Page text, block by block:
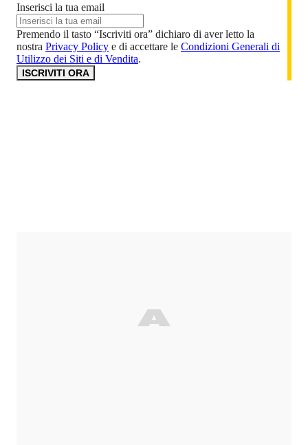
Inserisci la tua email
Premendo il tasto “Iscriviti ora” dichiaro di aver letto la
nostra Privacy Policy e di accettare le Condizioni Generali di
Utilizzo dei Siti e di Vendita.
ISCRIVITI ORA